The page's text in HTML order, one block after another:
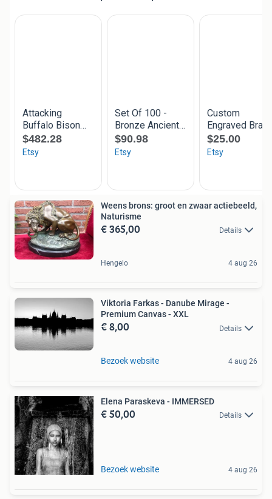
Weens brons: groot en zwaar actiebeeld,
Naturisme
€ 365,00 Details
Hengelo 4 aug 26
Viktoria Farkas - Danube Mirage -
Premium Canvas - XXL
€ 8,00 Details
Bezoek website 4 aug 26
Elena Paraskeva - IMMERSED
€ 50,00 Details
Bezoek website 4 aug 26